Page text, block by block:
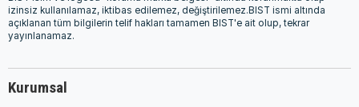
izinsiz kullanılamaz, iktibas edilemez, değiştirilemez.BIST ismi altında
açıklanan tüm bilgilerin telif hakları tamamen BIST'e ait olup, tekrar
yayınlanamaz.
Kurumsal